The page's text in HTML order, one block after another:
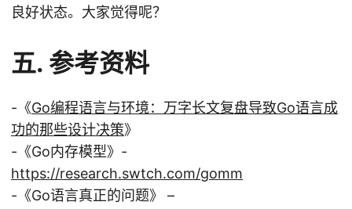
良好状态。大家觉得呢？
五. 参考资料
-《Go编程语言与环境：万字长文复盘导致Go语言成
功的那些设计决策》
-《Go内存模型》-
https://research.swtch.com/gomm
-《Go语言真正的问题》 –